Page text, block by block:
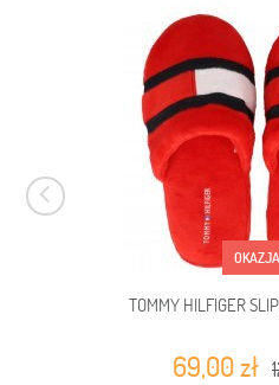
TOMMY HILFIGER
69,00 zł